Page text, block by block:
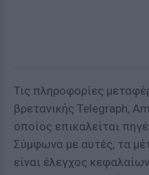
Τις πληροφορίες
βρετανικής Telegraph,
οποίος επικαλείται
Σύμφωνα με αυτές, τα
είναι έλεγχος